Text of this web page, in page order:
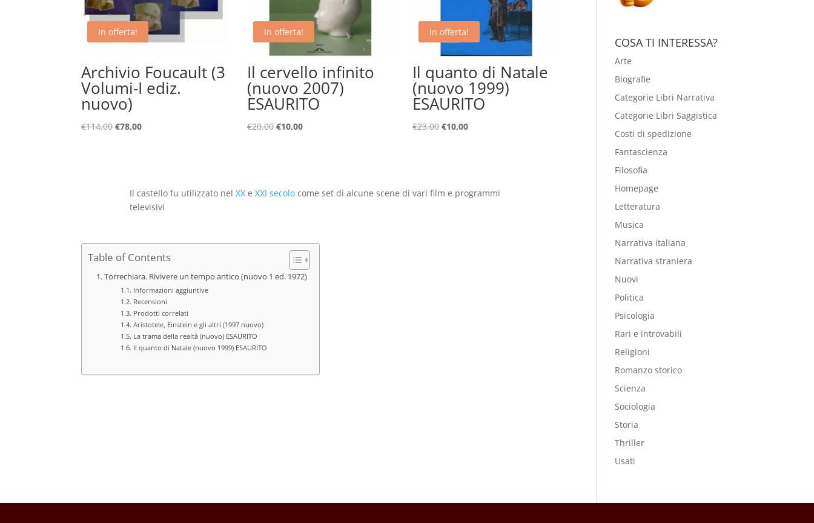
In offerta!
Archivio Foucault (3
Volumi-I ediz.
nuovo)
€114,00Il
€78,00Il
In offerta!
Il cervello infinito
(nuovo 2007)
ESAURITO
€20,00 Il
€10,00Il
In offerta!
Il quanto di Natale
(nuovo 1999)
ESAURITO
€23,00Il
€10,00Il
Il castello fu utilizzato nel XXe XXI secolocome set di alcune scene di vari film e programmi
televisivi
Table of Contents
Torrechiara. Rivivere un tempo antico (nuovo 1 ed. 1972)
Informazioni aggiuntive
Recensioni
Prodotti correlati
Aristotele, Einstein e gli altri (1997 nuovo)
La trama della realtà (nuovo) ESAURITO
Il quanto di Natale (nuovo 1999) ESAURITO
COSA TI INTERESSA?
Arte
Biografie
Categorie Libri Narrativa
Categorie Libri Saggistica
Costi di spedizione
Fantascienza
Filosofia
Homepage
Letteratura
Musica
Narrativa italiana
Narrativa straniera
Nuovi
Politica
Psicologia
Rari e introvabili
Religioni
Romanzo storico
Scienza
Sociologia
Storia
Thriller
Usati